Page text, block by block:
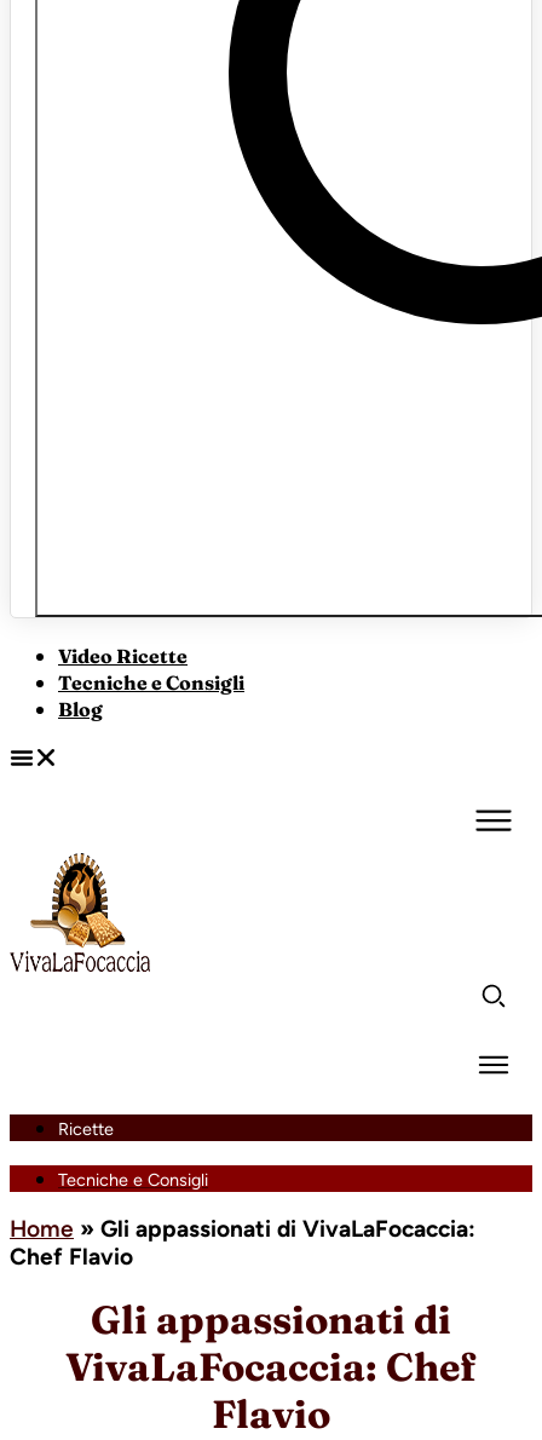
Video Ricette
Tecniche e Consigli
Blog
Ricette
Tecniche e Consigli
Home » Gli appassionati di VivaLaFocaccia:
Chef Flavio
Gli appassionati di
VivaLaFocaccia: Chef
Flavio